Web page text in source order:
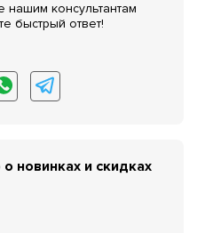
нашим консультантам
быстрый ответ!
новинках и скидках